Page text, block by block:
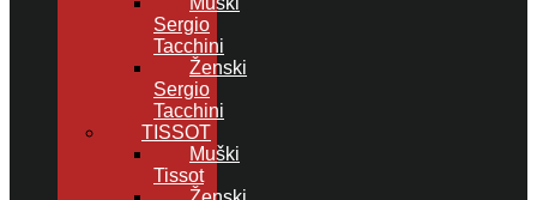
Sergio
Tacchini
Ženski
Sergio
Tacchini
TISSOT
Muški
Tissot